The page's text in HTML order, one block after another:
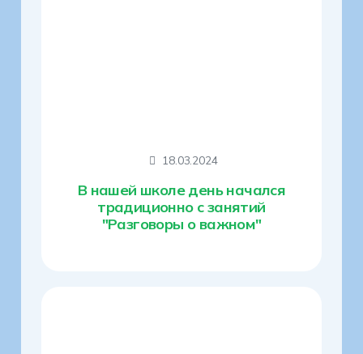
18.03.2024
В нашей школе день начался
традиционно с занятий
"Разговоры о важном"